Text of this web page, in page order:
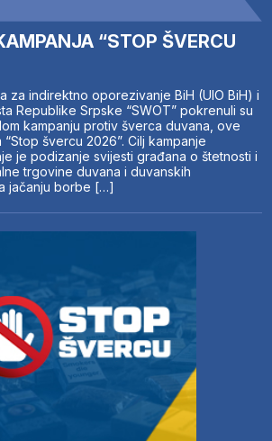
“STOP ŠVERCU
za indirektno oporezivanje BiH (UIO BiH) i
Republike Srpske “SWOT” pokrenuli su
kampanju protiv šverca duvana, ove
švercu 2026”. Cilj kampanje
je podizanje svijesti građana o štetnosti i
trgovine duvana i duvanskih
jačanju borbe […]